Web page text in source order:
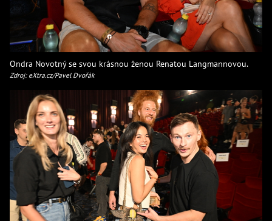
Ondra Novotný se svou krásnou ženou Renatou Langmannovou.
Zdroj: eXtra.cz/Pavel Dvořák